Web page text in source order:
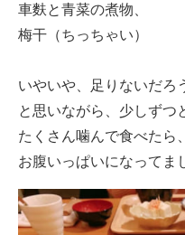
車麩と青菜の煮物、
梅干（ちっちゃい）
いやいや、足りないだろ
と思いながら、少しずつ
たくさん噛んで食べたら、
お腹いっぱいになってま